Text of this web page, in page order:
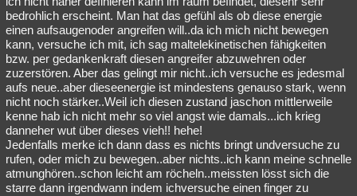
bedrohlich erscheint. Man hat das gefühl als ob diese energie
einen aufsaugenoder angreifen will..da ich mich nicht bewegen
kann, versuche ich mit, ich sag maltelekinetischen fähigkeiten
bzw. per gedankenkraft diesen angreifer abzuwehren oder
zuzerstören. Aber das gelingt mir nicht..ich versuche es jedesmal
aufs neue..aber dieseenergie ist mindestens genauso stark, wenn
nicht noch stärker..Weil ich diesen zustand jaschon mittlerweile
kenne hab ich nicht mehr so viel angst wie damals...ich krieg
danneher wut über dieses vieh!! hehe!
Jedenfalls merke ich dann dass es nichts bringt undversuche zu
rufen, oder mich zu bewegen..aber nichts..ich kann meine schnelle
atmunghören..schon leicht am röcheln..meissten lösst sich die
starre dann irgendwann indem ichversuche einen finger zu